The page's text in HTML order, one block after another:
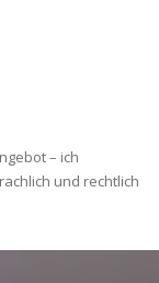
– ich
und rechtlich